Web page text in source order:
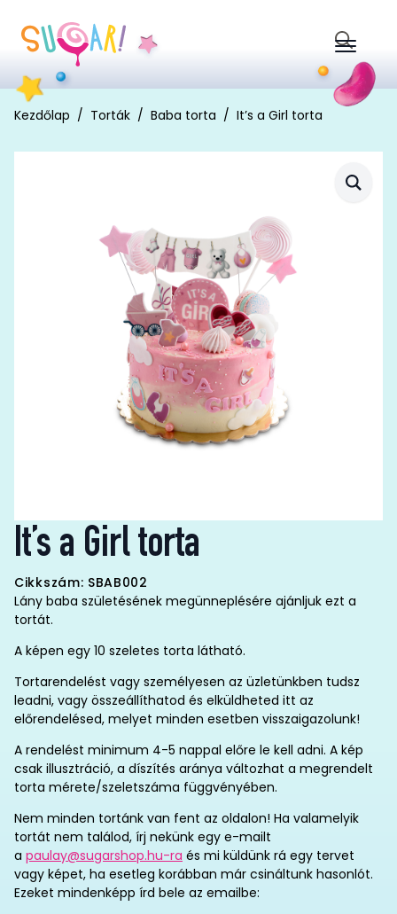
Search
for:
Kezdőlap Torták Baba torta It’s a Girl torta
It’s a Girl torta
Cikkszám: SBAB002
Lány baba születésének megünneplésére ajánljuk ezt a
tortát.
A képen egy 10 szeletes torta látható.
Tortarendelést vagy személyesen az üzletünkben tudsz
leadni, vagy összeállíthatod és elküldheted itt az
előrendelésed, melyet minden esetben visszaigazolunk!
A rendelést minimum 4-5 nappal előre le kell adni. A kép
csak illusztráció, a díszítés aránya változhat a megrendelt
torta mérete/szeletszáma függvényében.
Nem minden tortánk van fent az oldalon! Ha valamelyik
tortát nem találod, írj nekünk egy e-mailt
a paulay@sugarshop.hu-ra és mi küldünk rá egy tervet
vagy képet, ha esetleg korábban már csináltunk hasonlót.
Ezeket mindenképp írd bele az emailbe: